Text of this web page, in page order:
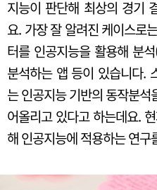
지능이 판단해 최상의 경기
요. 가장 잘 알려진 케이스로
터를 인공지능을 활용해 분
분석하는 앱 등이 있습니다.
는 인공지능 기반의 동작분석
어올리고 있다고 하는데요.
해 인공지능에 적용하는 연구